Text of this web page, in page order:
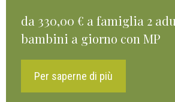
da 330,00 € a famiglia 2
bambini a giorno con MP
Per saperne di più